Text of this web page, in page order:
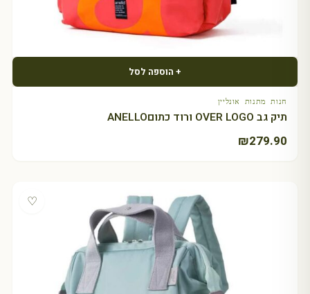
+ הוספה לסל
חנות מתנות אונליין
תיק גב OVER LOGO ורוד כתוםANELLO
₪279.90
♡